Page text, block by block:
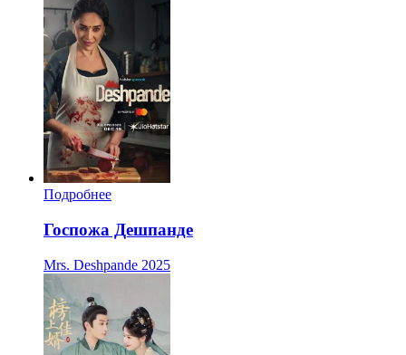
Подробнее
Госпожа Дешпанде
Mrs. Deshpande 2025